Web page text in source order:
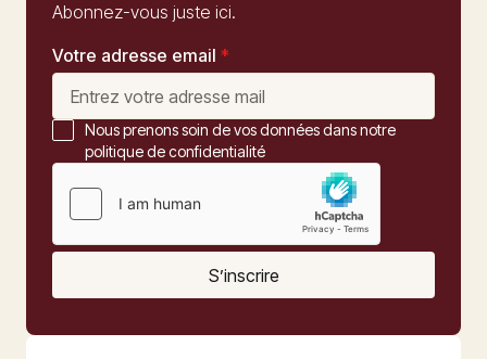
Abonnez-vous juste ici.
Votre adresse email *
Nous prenons soin de vos données dans notre
politique de confidentialité
S’inscrire